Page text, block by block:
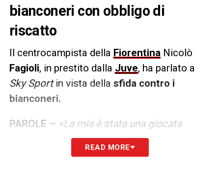
bianconeri con obbligo di
riscatto
Il centrocampista della FiorentinaNicolò
Fagioli, in prestito dalla Juve, ha parlato a
Sky Sport in vista della sfida contro i
bianconeri.
PAROLE – «La mia è stata una giocata
ingenua, ha causato sofferenza. Potevo
evitare, migliorerò anche su questo. Siamo
READ MORE